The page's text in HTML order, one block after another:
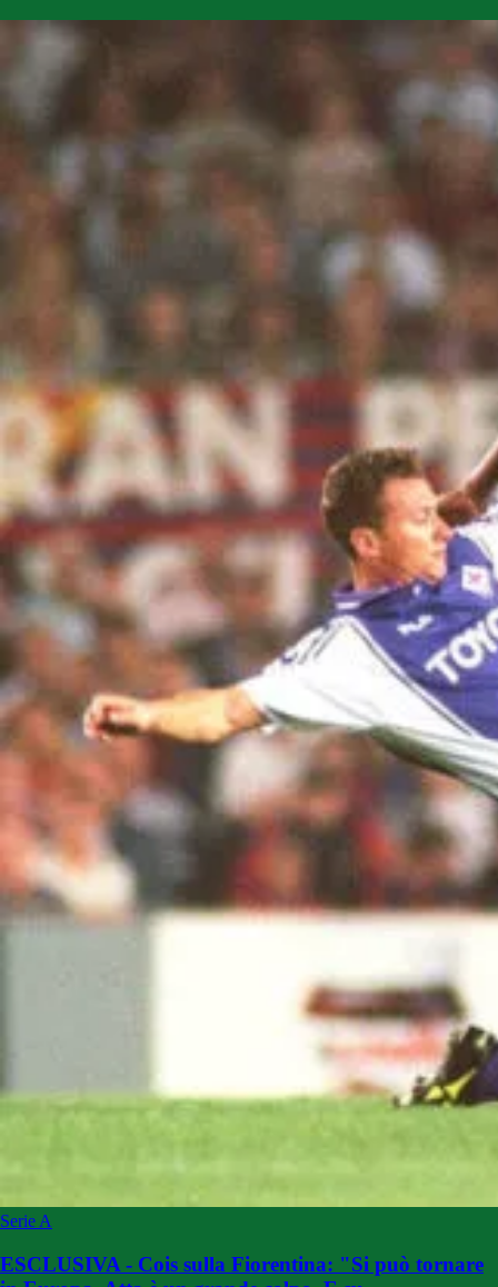
Serie A
ESCLUSIVA - Cois sulla Fiorentina: "Si può tornare